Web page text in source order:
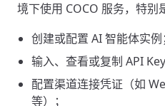
境下使用 COCO 服务，特别
创建或配置 AI 智能体实例
输入、查看或复制 API Key
配置渠道连接凭证（如
等）；